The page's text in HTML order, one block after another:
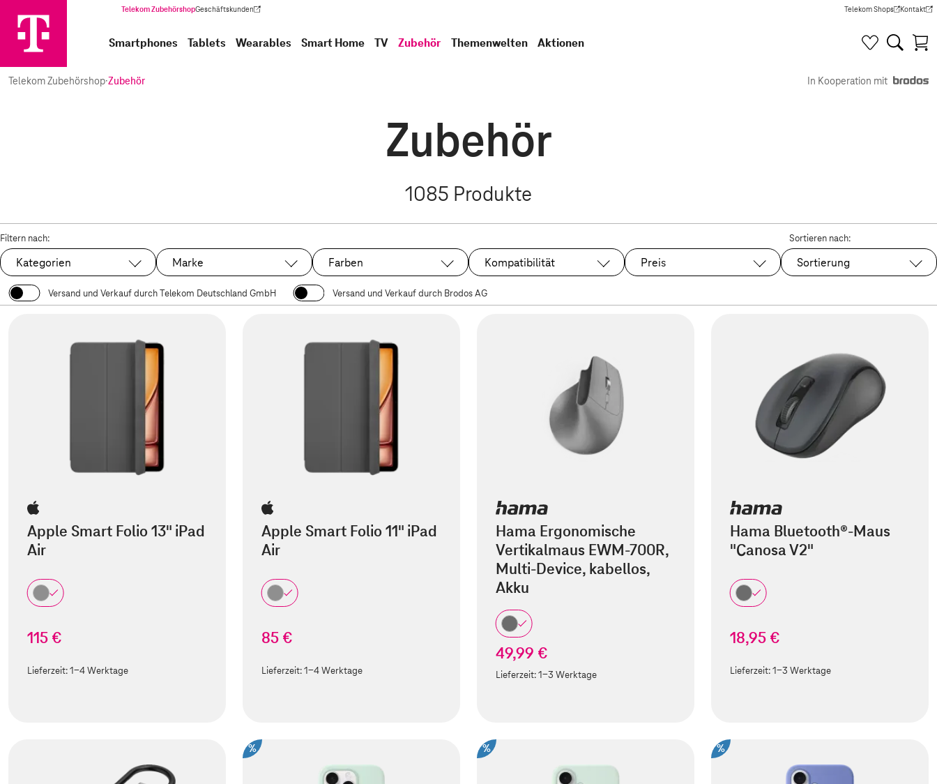
Telekom ZubehörshopGeschäftskunden
(Wird in einem neuen Tab geöffnet) Telekom Shops
(Wird in einem neuen Tab
Kontakt
(Wird in
Smartphones Tablets Wearables Smart Home TV Zubehör Themenwelten Aktionen
Telekom Zubehörshop·Zubehör In Kooperation mit
Zubehör
1085 Produkte
Filtern nach:
Kategorien Marke Farben Kompatibilität Preis
Sortieren nach:
Sortierung
Versand und Verkauf durch Telekom Deutschland GmbH Versand und Verkauf durch Brodos AG
Apple Smart Folio 13" iPad
Air
115 €
Lieferzeit:1-4 Werktage
Apple Smart Folio 11" iPad
Air
85 €
Lieferzeit:1-4 Werktage
Hama Ergonomische
Vertikalmaus EWM-700R,
Multi-Device, kabellos,
Akku
49,99 €
Lieferzeit:1-3 Werktage
Hama Bluetooth®-Maus
"Canosa V2"
18,95 €
Lieferzeit:1-3 Werktage
% % %